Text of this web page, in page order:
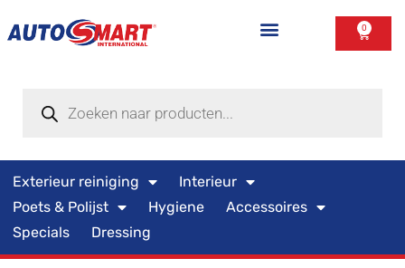
0
Exterieur reiniging
Interieur
Poets & Polijst
Hygiene
Accessoires
Specials
Dressing